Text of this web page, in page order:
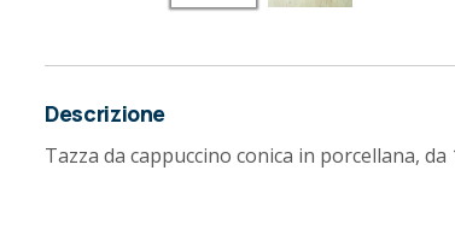
Descrizione
Tazza da cappuccino conica in porcellana,